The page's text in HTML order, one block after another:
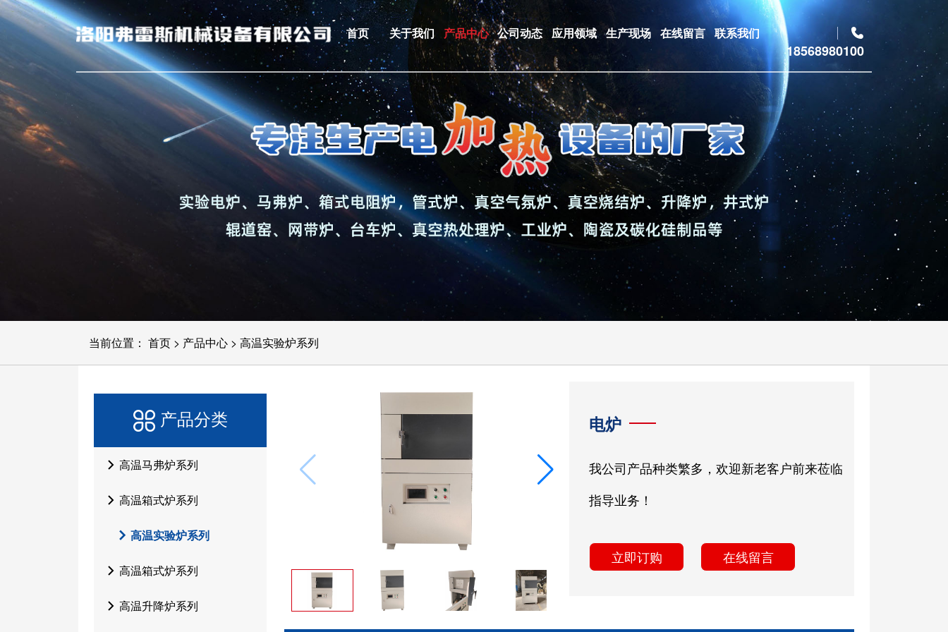
首页 关于我们 产品中心 公司动态 应用领域 生产现场 在线留言 联系我们
18568980100
当前位置： 首页> 产品中心> 高温实验炉系列
产品分类
高温马弗炉系列
高温箱式炉系列
高温实验炉系列
高温箱式炉系列
高温升降炉系列
电炉
我公司产品种类繁多，欢迎新老客户前来莅临
指导业务！
立即订购 在线留言